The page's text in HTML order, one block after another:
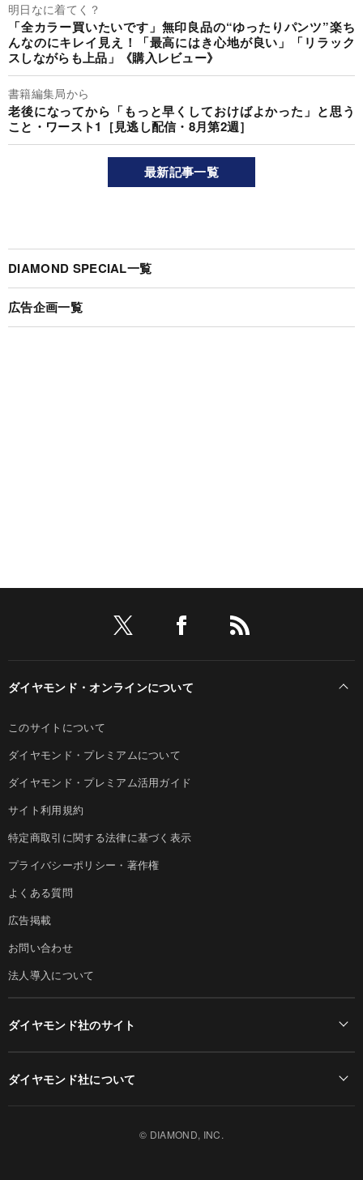
明日なに着てく？
「全カラー買いたいです」無印良品の“ゆったりパンツ”楽ち
んなのにキレイ見え！「最高にはき心地が良い」「リラック
スしながらも上品」《購入レビュー》
書籍編集局から
老後になってから「もっと早くしておけばよかった」と思う
こと・ワースト1［見逃し配信・8月第2週］
最新記事一覧
DIAMOND SPECIAL一覧
広告企画一覧
ダイヤモンド・オンラインについて
このサイトについて
ダイヤモンド・プレミアムについて
ダイヤモンド・プレミアム活用ガイド
サイト利用規約
特定商取引に関する法律に基づく表示
プライバシーポリシー・著作権
よくある質問
広告掲載
お問い合わせ
法人導入について
ダイヤモンド社のサイト
ダイヤモンド社について
© DIAMOND, INC.